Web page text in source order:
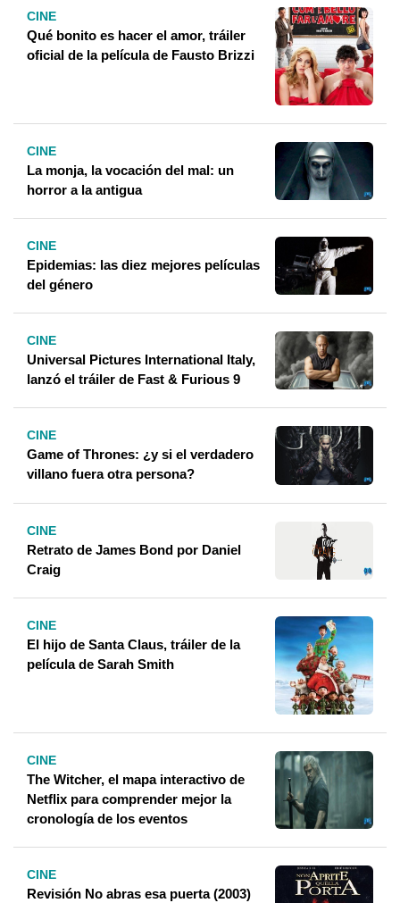
CINE
Qué bonito es hacer el amor, tráiler
oficial de la película de Fausto Brizzi
CINE
La monja, la vocación del mal: un
horror a la antigua
CINE
Epidemias: las diez mejores películas
del género
CINE
Universal Pictures International Italy,
lanzó el tráiler de Fast & Furious 9
CINE
Game of Thrones: ¿y si el verdadero
villano fuera otra persona?
CINE
Retrato de James Bond por Daniel
Craig
CINE
El hijo de Santa Claus, tráiler de la
película de Sarah Smith
CINE
The Witcher, el mapa interactivo de
Netflix para comprender mejor la
cronología de los eventos
CINE
Revisión No abras esa puerta (2003)